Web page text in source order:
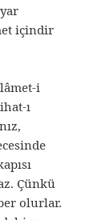
içindir
i
ı
Çünkü
olurlar.